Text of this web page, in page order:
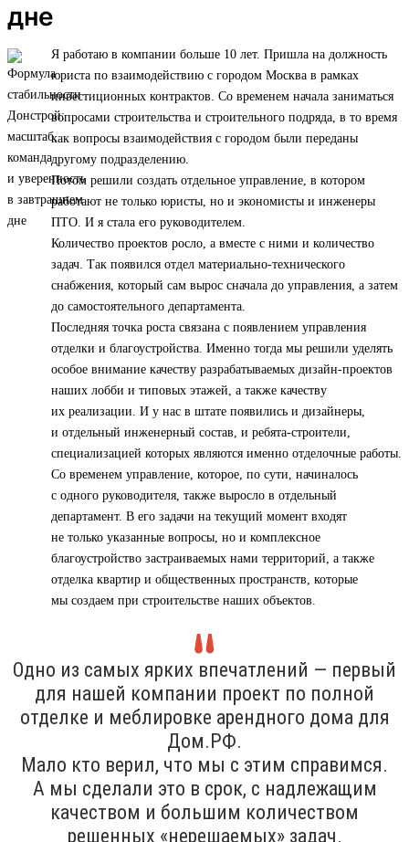
дне
Я работаю в компании больше 10 лет. Пришла на должность
юриста по взаимодействию с городом Москва в рамках
инвестиционных контрактов. Со временем начала заниматься
вопросами строительства и строительного подряда, в то время
как вопросы взаимодействия с городом были переданы
другому подразделению.
Потом решили создать отдельное управление, в котором
работают не только юристы, но и экономисты и инженеры
ПТО. И я стала его руководителем.
Количество проектов росло, а вместе с ними и количество
задач. Так появился отдел материально-технического
снабжения, который сам вырос сначала до управления, а затем
до самостоятельного департамента.
Последняя точка роста связана с появлением управления
отделки и благоустройства. Именно тогда мы решили уделять
особое внимание качеству разрабатываемых дизайн-проектов
наших лобби и типовых этажей, а также качеству
их реализации. И у нас в штате появились и дизайнеры,
и отдельный инженерный состав, и ребята-строители,
специализацией которых являются именно отделочные работы.
Со временем управление, которое, по сути, начиналось
с одного руководителя, также выросло в отдельный
департамент. В его задачи на текущий момент входят
не только указанные вопросы, но и комплексное
благоустройство застраиваемых нами территорий, а также
отделка квартир и общественных пространств, которые
мы создаем при строительстве наших объектов.
Одно из самых ярких впечатлений — первый
для нашей компании проект по полной
отделке и меблировке арендного дома для
Дом.РФ.
Мало кто верил, что мы с этим справимся.
А мы сделали это в срок, с надлежащим
качеством и большим количеством
решенных «нерешаемых» задач.